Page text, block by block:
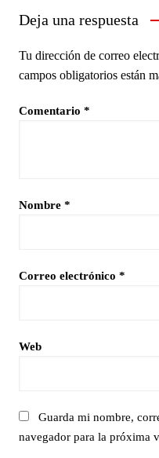
Deja una respuesta
Tu dirección de correo
campos obligatorios están
Comentario *
Nombre *
Correo electrónico *
Web
Guarda mi nombre,
navegador para la próxima